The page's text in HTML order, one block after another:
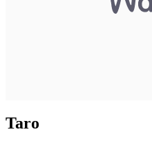
Taro